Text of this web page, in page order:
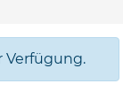
Verfügung.